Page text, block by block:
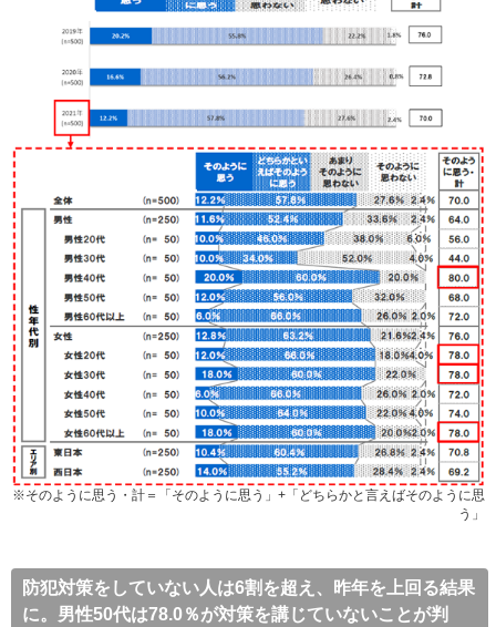
※そのように思う・計＝「そのように思う」+「どちらかと言えばそのように思
う」
防犯対策をしていない人は6割を超え、昨年を上回る結果
に。男性50代は78.0％が対策を講じていないことが判